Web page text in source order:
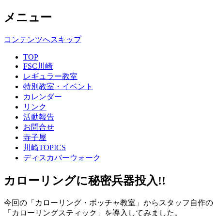
メニュー
コンテンツへスキップ
TOP
FSC川崎
レギュラー教室
特別教室・イベント
カレンダー
リンク
活動報告
お問合せ
寺子屋
川崎TOPICS
ディスカバーウォーク
カローリングに秘密兵器投入!!
今回の「カローリング・ボッチャ教室」からスタッフ自作の
「カローリングスティック」を導入してみました。